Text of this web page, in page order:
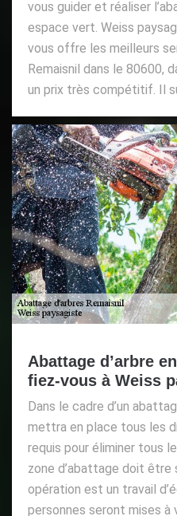
vous guider et réaliser
espace vert. Weiss
vous offre les meilleurs
Remaisnil dans le 80600,
un prix très compétitif. Il
Abattage d’arbre
fiez-vous à Weiss
Dans le cadre d’un
mettra en place tous les
requis pour éliminer tous
zone d’abattage doit être
opération est un travail
personnes seront mises